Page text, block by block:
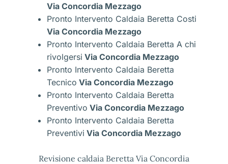
Via Concordia Mezzago
Pronto Intervento Caldaia Beretta Costi
Via Concordia Mezzago
Pronto Intervento Caldaia Beretta A chi
rivolgersi Via Concordia Mezzago
Pronto Intervento Caldaia Beretta
Tecnico Via Concordia Mezzago
Pronto Intervento Caldaia Beretta
Preventivo Via Concordia Mezzago
Pronto Intervento Caldaia Beretta
Preventivi Via Concordia Mezzago
Revisione caldaia Beretta Via Concordia